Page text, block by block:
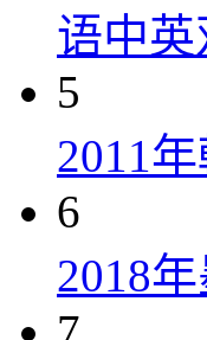
语中英
5
2011
6
2018